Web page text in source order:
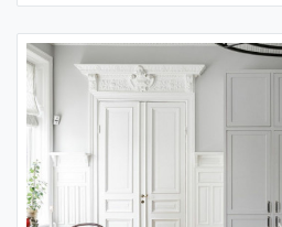
bänkskivorna i granit ger ytor som
en yta som väl hanterar både spill
matlagning. I köket finns flera
fungerar som utdragbara
plockas in och ut ur vitrin och skafferi.